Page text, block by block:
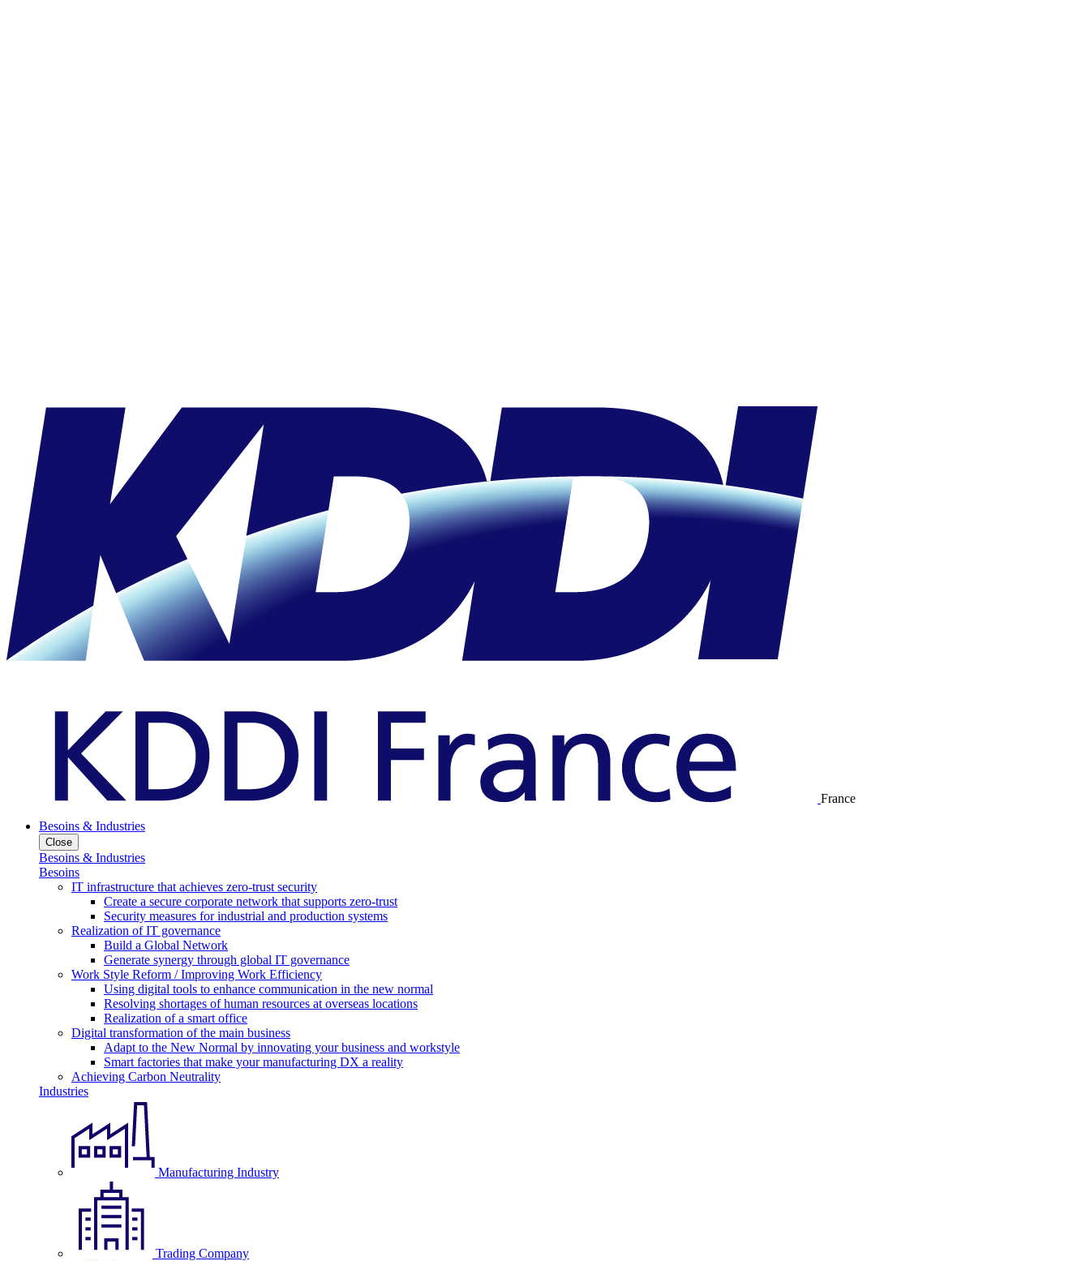
France
Besoins & Industries
Close
Besoins & Industries
Besoins
IT infrastructure that achieves zero-trust security
Create a secure corporate network that supports zero-trust
Security measures for industrial and production systems
Realization of IT governance
Build a Global Network
Generate synergy through global IT governance
Work Style Reform / Improving Work Efficiency
Using digital tools to enhance communication in the new normal
Resolving shortages of human resources at overseas locations
Realization of a smart office
Digital transformation of the main business
Adapt to the New Normal by innovating your business and workstyle
Smart factories that make your manufacturing DX a reality
Achieving Carbon Neutrality
Industries
Manufacturing Industry
Trading Company